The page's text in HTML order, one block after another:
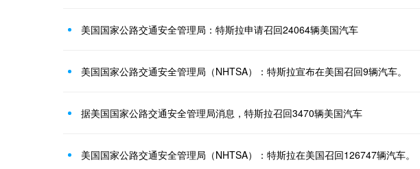
美国国家公路交通安全管理局：特斯拉申请召回24064辆美国汽车
美国国家公路交通安全管理局（NHTSA）：特斯拉宣布在美国召回9辆汽车。
据美国国家公路交通安全管理局消息，特斯拉召回3470辆美国汽车
美国国家公路交通安全管理局（NHTSA）：特斯拉在美国召回126747辆汽车。